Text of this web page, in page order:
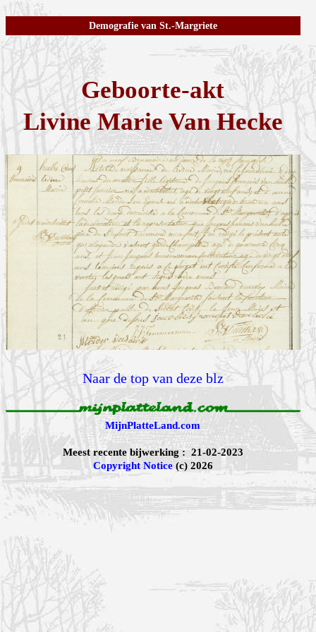
Demografie van St.-Margriete
Geboorte-akt
Livine Marie Van Hecke
Naar de top van deze blz
MijnPlatteLand.com
Meest recente bijwerking : 21-02-2023
Copyright Notice(c) 2026